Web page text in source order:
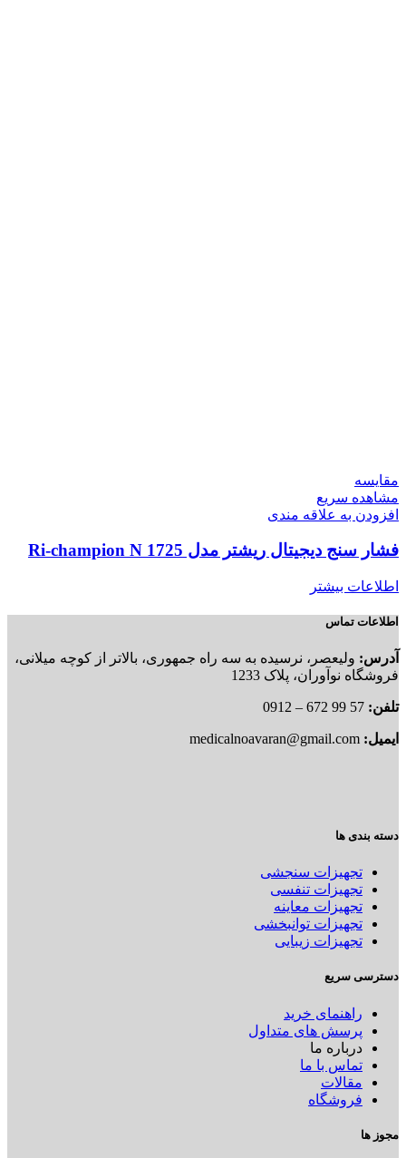
مقایسه
مشاهده سریع
افزودن به علاقه مندی
فشار سنج دیجیتال ریشتر مدل Ri-champion N 1725
اطلاعات بیشتر
اطلاعات تماس
آدرس: ولیعصر، نرسیده به سه راه جمهوری، بالاتر از کوچه میلانی،
فروشگاه نوآوران، پلاک 1233
تلفن: 57 99 672 – 0912
ایمیل:
دسته بندی ها
تجهیزات سنجشی
تجهیزات تنفسی
تجهیزات معاینه
تجهیزات توانبخشی
تجهیزات زیبایی
دسترسی سریع
راهنمای خرید
پرسش های متداول
درباره ما
تماس با ما
مقالات
فروشگاه
مجوز ها